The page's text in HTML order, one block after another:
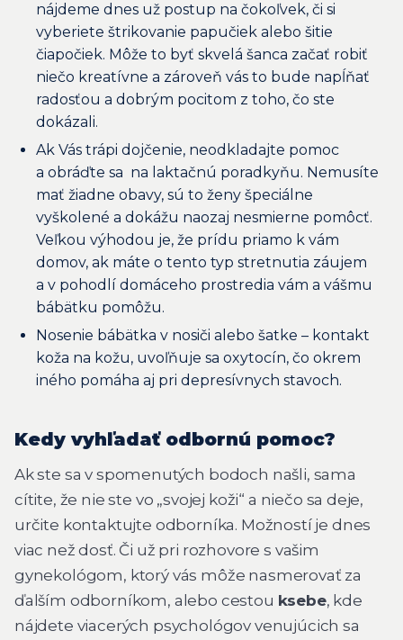
nájdeme dnes už postup na čokoľvek, či si
vyberiete štrikovanie papučiek alebo šitie
čiapočiek. Môže to byť skvelá šanca začať robiť
niečo kreatívne a zároveň vás to bude napĺňať
radosťou a dobrým pocitom z toho, čo ste
dokázali.
Ak Vás trápi dojčenie, neodkladajte pomoc
a obráďte sa na laktačnú poradkyňu. Nemusíte
mať žiadne obavy, sú to ženy špeciálne
vyškolené a dokážu naozaj nesmierne pomôcť.
Veľkou výhodou je, že prídu priamo k vám
domov, ak máte o tento typ stretnutia záujem
a v pohodlí domáceho prostredia vám a vášmu
bábätku pomôžu.
Nosenie bábätka v nosiči alebo šatke – kontakt
koža na kožu, uvoľňuje sa oxytocín, čo okrem
iného pomáha aj pri depresívnych stavoch.
Kedy vyhľadať odbornú pomoc?
Ak ste sa v spomenutých bodoch našli, sama
cítite, že nie ste vo „svojej koži“ a niečo sa deje,
určite kontaktujte odborníka. Možností je dnes
viac než dosť. Či už pri rozhovore s vašim
gynekológom, ktorý vás môže nasmerovať za
ďalším odborníkom, alebo cestou ksebe, kde
nájdete viacerých psychológov venujúcich sa